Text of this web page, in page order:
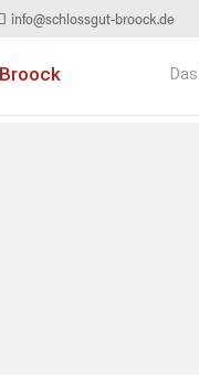
info@schlossgut-broock.de